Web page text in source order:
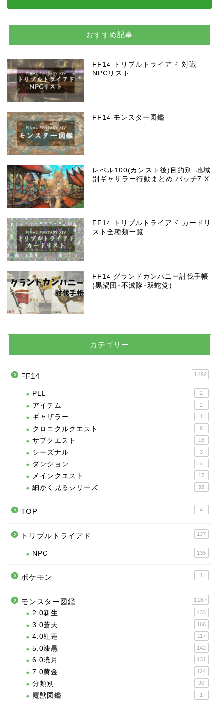
おすすめ記事
FF14 トリプルトライアド 対戦
NPCリスト
FF14 モンスター図鑑
レベル100(カンスト後)目的別･地域
別ギャザラー行動まとめ パッチ7.X
FF14 トリプルトライアド カードリ
スト全種類一覧
FF14 グランドカンパニー討伐手帳
(黒渦団･不滅隊･双蛇党)
カテゴリー
FF14 1,492
PLL 2
アイテム 2
ギャザラー 1
クロニクルクエスト 8
サブクエスト 16
シーズナル 3
ダンジョン 51
メインクエスト 17
細かく見るシリーズ 36
TOP 4
トリプルトライアド 137
NPC 135
ポケモン 1
モンスター図鑑 1,267
2.0新生 433
3.0蒼天 166
4.0紅蓮 117
5.0漆黒 142
6.0暁月 131
7.0黄金 124
分類別 90
魔獣図鑑 1